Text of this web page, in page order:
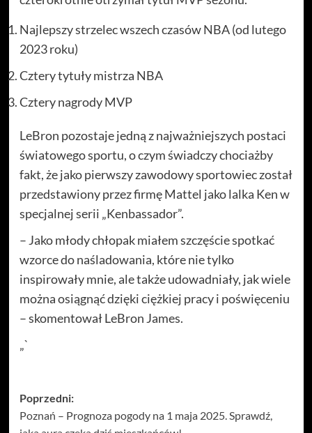
Najlepszy strzelec wszech czasów NBA (od lutego
2023 roku)
Cztery tytuły mistrza NBA
Cztery nagrody MVP
LeBron pozostaje jedną z najważniejszych postaci
światowego sportu, o czym świadczy chociażby
fakt, że jako pierwszy zawodowy sportowiec został
przedstawiony przez firmę Mattel jako lalka Ken w
specjalnej serii „Kenbassador”.
– Jako młody chłopak miałem szczęście spotkać
wzorce do naśladowania, które nie tylko
inspirowały mnie, ale także udowadniały, jak wiele
można osiągnąć dzięki ciężkiej pracy i poświęceniu
– skomentował LeBron James.
„`
Zobacz
wpisy
Poprzedni:
Poznań – Prognoza pogody na 1 maja 2025. Sprawdź,